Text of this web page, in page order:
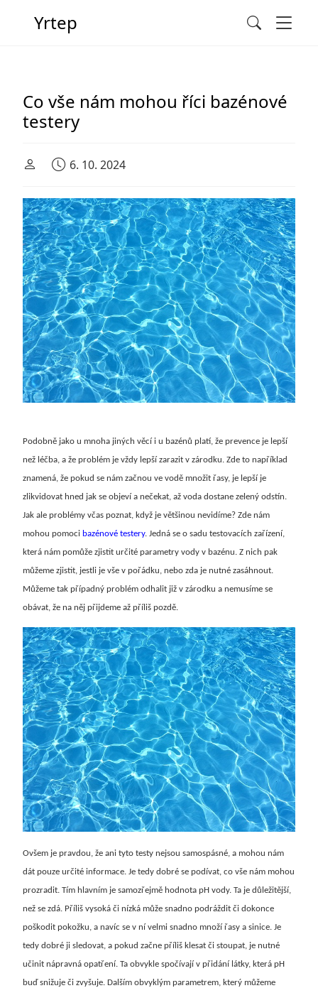
Main Navigation
Yrtep Search
Co vše nám mohou říci bazénové
testery
6. 10. 2024
Podobně jako u mnoha jiných věcí i u bazénů platí, že prevence je lepší
než léčba, a že problém je vždy lepší zarazit v zárodku. Zde to například
znamená, že pokud se nám začnou ve vodě množit řasy, je lepší je
zlikvidovat hned jak se objeví a nečekat, až voda dostane zelený odstín.
Jak ale problémy včas poznat, když je většinou nevidíme? Zde nám
mohou pomoci bazénové testery. Jedná se o sadu testovacích zařízení,
která nám pomůže zjistit určité parametry vody v bazénu. Z nich pak
můžeme zjistit, jestli je vše v pořádku, nebo zda je nutné zasáhnout.
Můžeme tak případný problém odhalit již v zárodku a nemusíme se
obávat, že na něj přijdeme až příliš pozdě.
Ovšem je pravdou, že ani tyto testy nejsou samospásné, a mohou nám
dát pouze určité informace. Je tedy dobré se podívat, co vše nám mohou
prozradit. Tím hlavním je samozřejmě hodnota pH vody. Ta je důležitější,
než se zdá. Příliš vysoká či nízká může snadno podráždit či dokonce
poškodit pokožku, a navíc se v ní velmi snadno množí řasy a sinice. Je
tedy dobré ji sledovat, a pokud začne příliš klesat či stoupat, je nutné
učinit nápravná opatření. Ta obvykle spočívají v přidání látky, která pH
buď snižuje či zvyšuje. Dalším obvyklým parametrem, který můžeme